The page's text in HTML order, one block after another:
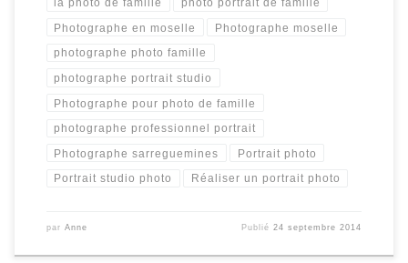
Photographe en moselle Photographe moselle
photographe photo famille
photographe portrait studio
Photographe pour photo de famille
photographe professionnel portrait
Photographe sarreguemines Portrait photo
Portrait studio photo Réaliser un portrait photo
par Anne Publié24 septembre 2014